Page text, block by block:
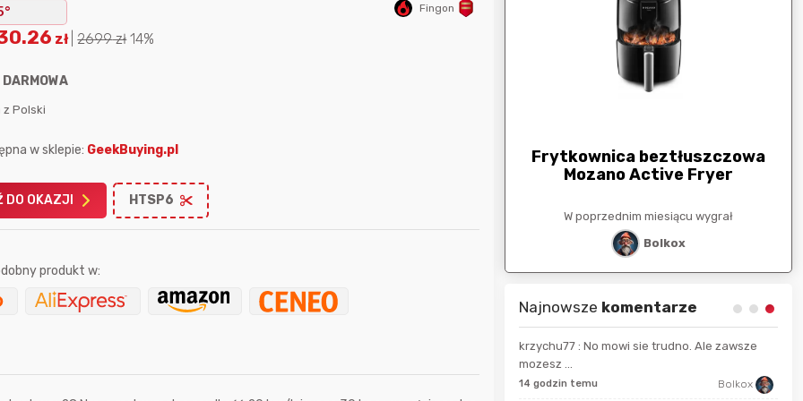
Fingon
zł 2699zł 14%
DARMOWA
z Polski
w sklepie: GeekBuying.pl
DO OKAZJI HTSP6
produkt w:
Allegro 150zł
Frytkownica beztłuszczowa
Mozano Active Fryer
W poprzednim miesiącu wygrał
Bolkox
Najnowsze komentarze
krzychu77 : No mowi sie trudno. Ale zawsze
mozesz ...
14 godzin temu Bolkox